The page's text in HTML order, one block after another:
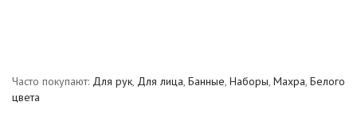
Часто покупают: Для рук, Для лица, Банные, Наборы, Махра, Белого
цвета